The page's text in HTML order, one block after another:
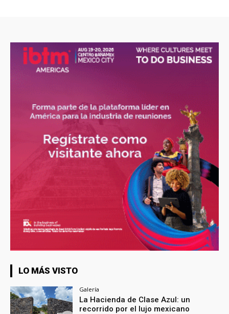
LO MÁS VISTO
Galería
La Hacienda de Clase Azul: un
recorrido por el lujo mexicano